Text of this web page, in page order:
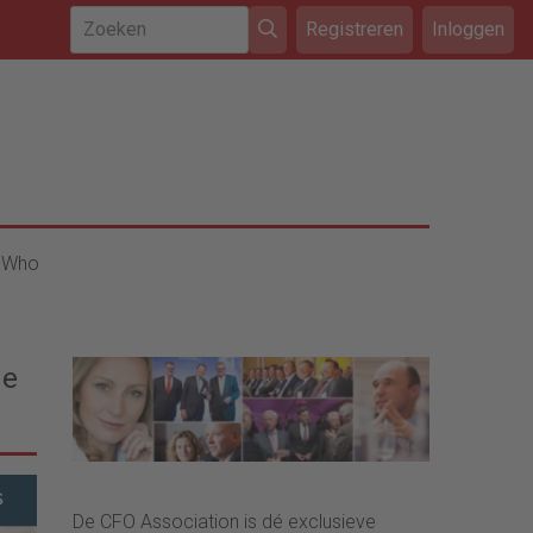
Registreren Inloggen
De CFO Association is dé exclusieve